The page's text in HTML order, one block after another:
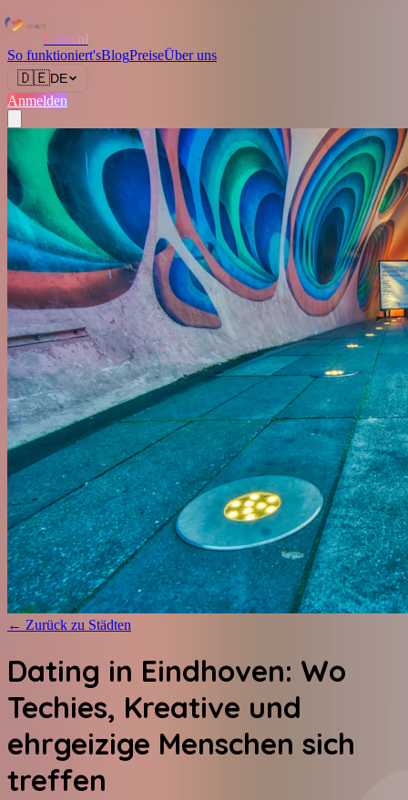
Love.nl
So funktioniert'sBlogPreiseÜber uns
🇩🇪DE
Anmelden
← Zurück zu Städten
Dating in Eindhoven: Wo
Techies, Kreative und
ehrgeizige Menschen sich
treffen